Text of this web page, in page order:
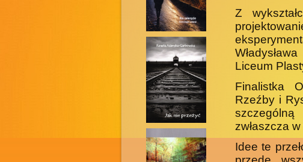
Z
Liceum
Finalistka
Rzeźby i
zwłaszcza
Idee te